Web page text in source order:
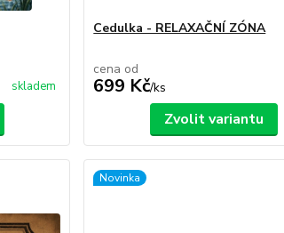
skladem
Cedulka - RELAXAČNÍ ZÓNA
cena od
699 Kč/ks
Zvolit variantu
Novinka